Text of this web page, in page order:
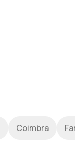
Coimbra